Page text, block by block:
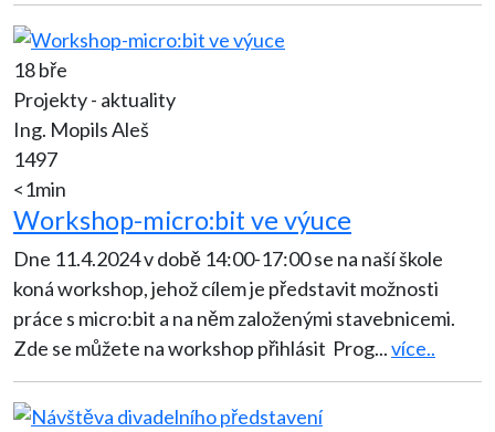
18 bře
Projekty - aktuality
Ing. Mopils Aleš
1497
<1min
Workshop-micro:bit ve výuce
Dne 11.4.2024 v době 14:00-17:00 se na naší škole
koná workshop, jehož cílem je představit možnosti
práce s micro:bit a na něm založenými stavebnicemi.
Zde se můžete na workshop přihlásit Prog...více..